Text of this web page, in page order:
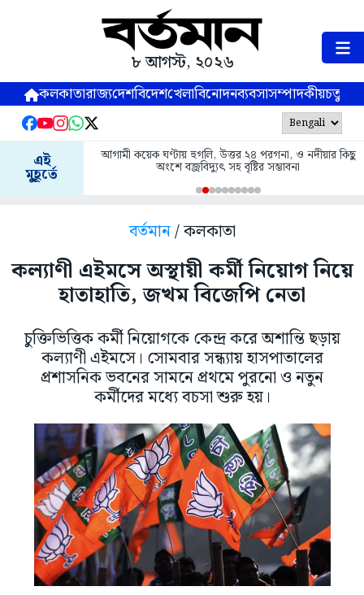
৮ আগস্ট, ২০২৬
কলকাতারাজ্যদেশবিদেশখেলাবিনোদনব্যবসাসম্পাদকীয়
এই
মুহূর্তে
আগামী কয়েক ঘণ্টায় হুগলি, উত্তর ২৪ পরগনা, ও নদীয়ার কিছু
অংশে বজ্রবিদ্যুৎ সহ বৃষ্টির সম্ভাবনা
বর্তমান/ কলকাতা
কল্যাণী এইমসে অস্থায়ী কর্মী নিয়োগ নিয়ে
হাতাহাতি, জখম বিজেপি নেতা
চুক্তিভিত্তিক কর্মী নিয়োগকে কেন্দ্র করে অশান্তি ছড়ায়
কল্যাণী এইমসে। সোমবার সন্ধ্যায় হাসপাতালের
প্রশাসনিক ভবনের সামনে প্রথমে পুরনো ও নতুন
কর্মীদের মধ্যে বচসা শুরু হয়।